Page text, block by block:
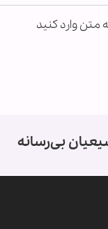
متن وارد کنید
بی‌رسانه